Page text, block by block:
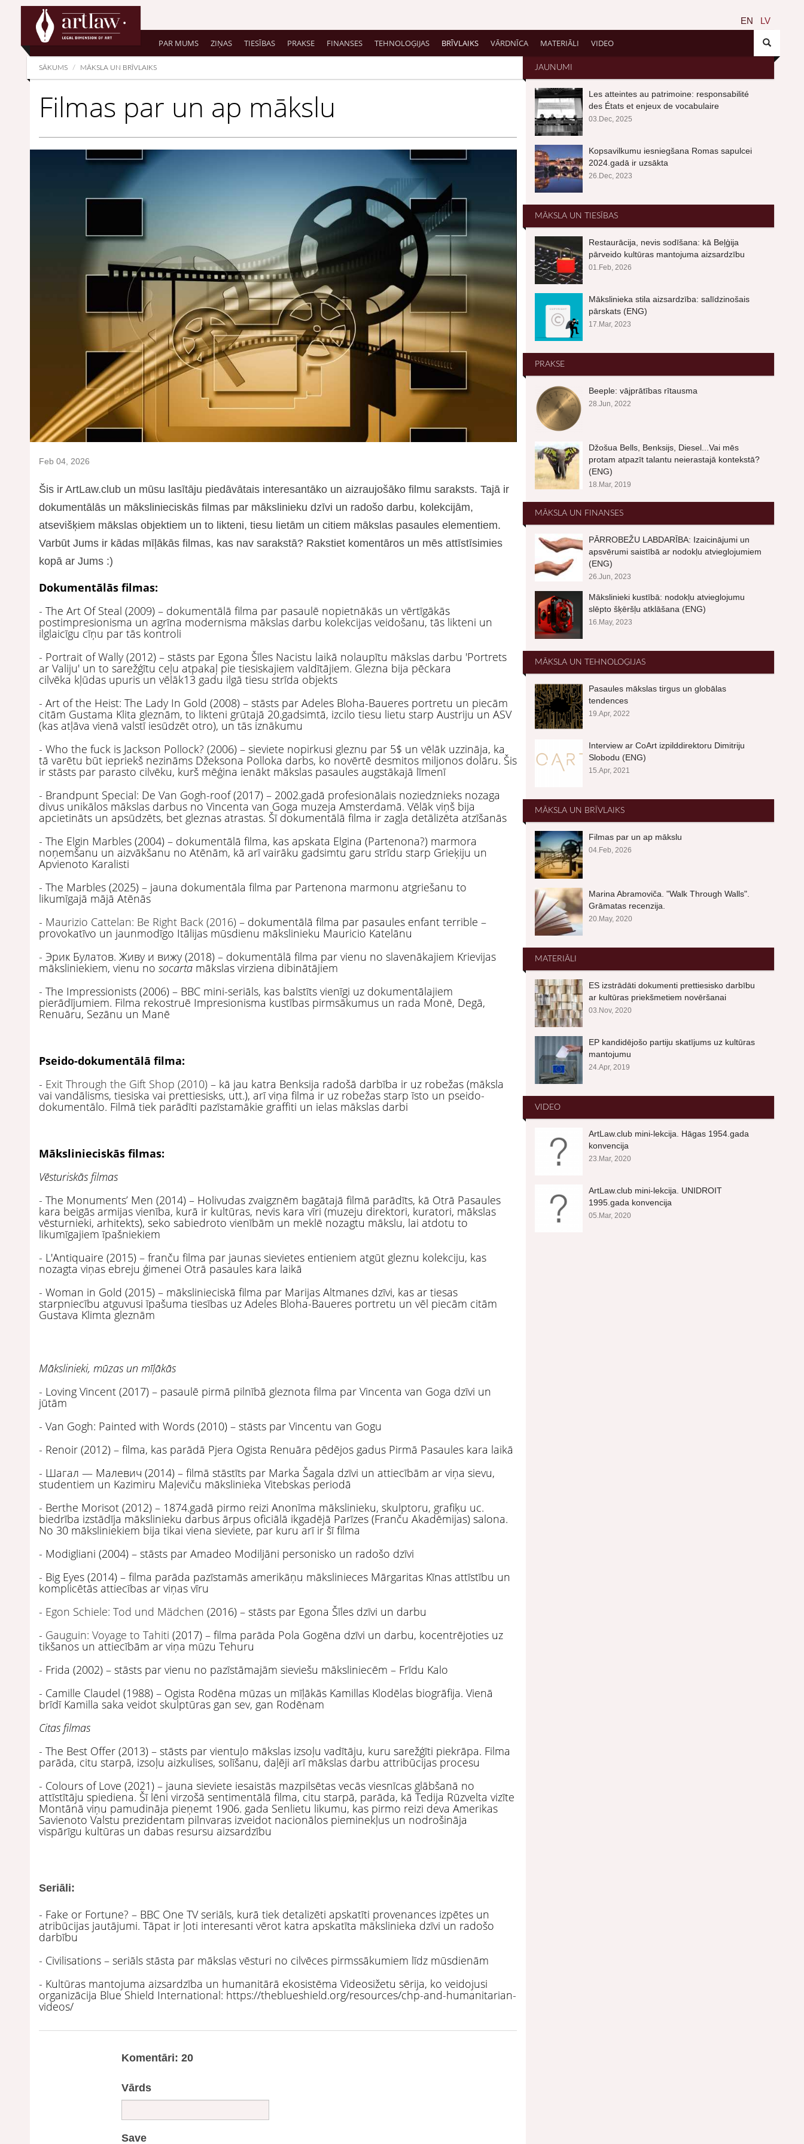
Summarize EN LV
PAR MUMS ZIŅAS TIESĪBAS PRAKSE FINANSES TEHNOLOĢIJAS BRĪVLAIKS VĀRDNĪCA MATERIĀLI VIDEO
SĀKUMS MĀKSLA UN BRĪVLAIKS
Filmas par un ap mākslu
Feb 04, 2026
Šis ir ArtLaw.club un mūsu lasītāju piedāvātais interesantāko un aizraujošāko filmu saraksts. Tajā ir
dokumentālās un mākslinieciskās filmas par mākslinieku dzīvi un radošo darbu, kolekcijām,
atsevišķiem mākslas objektiem un to likteni, tiesu lietām un citiem mākslas pasaules elementiem.
Varbūt Jums ir kādas mīļākās filmas, kas nav sarakstā? Rakstiet komentāros un mēs attīstīsimies
kopā ar Jums :)
Dokumentālās filmas:
- The Art Of Steal (2009) – dokumentālā filma par pasaulē nopietnākās un vērtīgākās
postimpresionisma un agrīna modernisma mākslas darbu kolekcijas veidošanu, tās likteni un
ilglaicīgu cīņu par tās kontroli
- Portrait of Wally (2012) – stāsts par Egona Šīles Nacistu laikā nolaupītu mākslas darbu 'Portrets
ar Valiju' un to sarežģītu ceļu atpakaļ pie tiesiskajiem valdītājiem. Glezna bija pēckara
cilvēka kļūdas upuris un vēlāk13 gadu ilgā tiesu strīda objekts
- Art of the Heist: The Lady In Gold (2008) – stāsts par Adeles Bloha-Baueres portretu un piecām
citām Gustama Klita gleznām, to likteni grūtajā 20.gadsimtā, izcilo tiesu lietu starp Austriju un ASV
(kas atļāva vienā valstī iesūdzēt otro), un tās iznākumu
- Who the fuck is Jackson Pollock? (2006) – sieviete nopirkusi gleznu par 5$ un vēlāk uzzināja, ka
tā varētu būt iepriekš nezināms Džeksona Polloka darbs, ko novērtē desmitos miljonos dolāru. Šis
ir stāsts par parasto cilvēku, kurš mēģina ienākt mākslas pasaules augstākajā līmenī
- Brandpunt Special: De Van Gogh-roof (2017) – 2002.gadā profesionālais noziedznieks nozaga
divus unikālos mākslas darbus no Vincenta van Goga muzeja Amsterdamā. Vēlāk viņš bija
apcietināts un apsūdzēts, bet gleznas atrastas. Šī dokumentālā filma ir zagļa detālizēta atzīšanās
- The Elgin Marbles (2004) – dokumentālā filma, kas apskata Elgina (Partenona?) marmora
noņemšanu un aizvākšanu no Atēnām, kā arī vairāku gadsimtu garu strīdu starp Grieķiju un
Apvienoto Karalisti
- The Marbles (2025) – jauna dokumentāla filma par Partenona marmonu atgriešanu to
likumīgajā mājā Atēnās
- Maurizio Cattelan: Be Right Back (2016) – dokumentālā filma par pasaules enfant terrible –
provokatīvo un jaunmodīgo Itālijas mūsdienu mākslinieku Mauricio Katelānu
- Эрик Булатов. Живу и вижу (2018) – dokumentālā filma par vienu no slavenākajiem Krievijas
māksliniekiem, vienu no socarta mākslas virziena dibinātājiem
- The Impressionists (2006) – BBC mini-seriāls, kas balstīts vienīgi uz dokumentālajiem
pierādījumiem. Filma rekostruē Impresionisma kustības pirmsākumus un rada Monē, Degā,
Renuāru, Sezānu un Manē
Pseido-dokumentālā filma:
- Exit Through the Gift Shop (2010) – kā jau katra Benksija radošā darbība ir uz robežas (māksla
vai vandālisms, tiesiska vai prettiesisks, utt.), arī viņa filma ir uz robežas starp īsto un pseido-
dokumentālo. Filmā tiek parādīti pazīstamākie graffiti un ielas mākslas darbi
Mākslinieciskās filmas:
Vēsturiskās filmas
- The Monuments’ Men (2014) – Holivudas zvaigznēm bagātajā filmā parādīts, kā Otrā Pasaules
kara beigās armijas vienība, kurā ir kultūras, nevis kara vīri (muzeju direktori, kuratori, mākslas
vēsturnieki, arhitekts), seko sabiedroto vienībām un meklē nozagtu mākslu, lai atdotu to
likumīgajiem īpašniekiem
- L'Antiquaire (2015) – franču filma par jaunas sievietes entieniem atgūt gleznu kolekciju, kas
nozagta viņas ebreju ģimenei Otrā pasaules kara laikā
- Woman in Gold (2015) – mākslinieciskā filma par Marijas Altmanes dzīvi, kas ar tiesas
starpniecību atguvusi īpašuma tiesības uz Adeles Bloha-Baueres portretu un vēl piecām citām
Gustava Klimta gleznām
Mākslinieki, mūzas un mīļākās
- Loving Vincent (2017) – pasaulē pirmā pilnībā gleznota filma par Vincenta van Goga dzīvi un
jūtām
- Van Gogh: Painted with Words (2010) – stāsts par Vincentu van Gogu
- Renoir (2012) – filma, kas parādā Pjera Ogista Renuāra pēdējos gadus Pirmā Pasaules kara laikā
- Шагал — Малевич (2014) – filmā stāstīts par Marka Šagala dzīvi un attiecībām ar viņa sievu,
studentiem un Kazimiru Maļeviču mākslinieka Vitebskas periodā
- Berthe Morisot (2012) – 1874.gadā pirmo reizi Anonīma mākslinieku, skulptoru, grafiķu uc.
biedrība izstādīja mākslinieku darbus ārpus oficiālā ikgadējā Parīzes (Franču Akadēmijas) salona.
No 30 māksliniekiem bija tikai viena sieviete, par kuru arī ir šī filma
- Modigliani (2004) – stāsts par Amadeo Modiljāni personisko un radošo dzīvi
- Big Eyes (2014) – filma parāda pazīstamās amerikāņu mākslinieces Mārgaritas Kīnas attīstību un
komplicētās attiecības ar viņas vīru
- Egon Schiele: Tod und Mädchen (2016) – stāsts par Egona Šīles dzīvi un darbu
- Gauguin: Voyage to Tahiti (2017) – filma parāda Pola Gogēna dzīvi un darbu, kocentrējoties uz
tikšanos un attiecībām ar viņa mūzu Tehuru
- Frida (2002) – stāsts par vienu no pazīstāmajām sieviešu māksliniecēm – Frīdu Kalo
- Camille Claudel (1988) – Ogista Rodēna mūzas un mīļākās Kamillas Klodēlas biogrāfija. Vienā
brīdī Kamilla saka veidot skulptūras gan sev, gan Rodēnam
Citas filmas
- The Best Offer (2013) – stāsts par vientuļo mākslas izsoļu vadītāju, kuru sarežģīti piekrāpa. Filma
parāda, citu starpā, izsoļu aizkulises, solīšanu, daļēji arī mākslas darbu attribūcijas procesu
- Colours of Love (2021) – jauna sieviete iesaistās mazpilsētas vecās viesnīcas glābšanā no
attīstītāju spiediena. Šī lēni virzošā sentimentālā filma, citu starpā, parāda, kā Tedija Rūzvelta vizīte
Montānā viņu pamudināja pieņemt 1906. gada Senlietu likumu, kas pirmo reizi deva Amerikas
Savienoto Valstu prezidentam pilnvaras izveidot nacionālos pieminekļus un nodrošināja
vispārīgu kultūras un dabas resursu aizsardzību
Seriāli:
- Fake or Fortune? – BBC One TV seriāls, kurā tiek detalizēti apskatīti provenances izpētes un
atribūcijas jautājumi. Tāpat ir ļoti interesanti vērot katra apskatīta mākslinieka dzīvi un radošo
darbību
- Civilisations – seriāls stāsta par mākslas vēsturi no cilvēces pirmssākumiem līdz mūsdienām
- Kultūras mantojuma aizsardzība un humanitārā ekosistēma Videosižetu sērija, ko veidojusi
organizācija Blue Shield International: https://theblueshield.org/resources/chp-and-humanitarian-
videos/
Komentāri: 20
Vārds
Save
JAUNUMI
Les atteintes au patrimoine: responsabilité
des États et enjeux de vocabulaire
03.Dec, 2025
Kopsavilkumu iesniegšana Romas sapulcei
2024.gadā ir uzsākta
26.Dec, 2023
MĀKSLA UN TIESĪBAS
Restaurācija, nevis sodīšana: kā Beļģija
pārveido kultūras mantojuma aizsardzību
01.Feb, 2026
Mākslinieka stila aizsardzība: salīdzinošais
pārskats (ENG)
17.Mar, 2023
PRAKSE
Beeple: vājprātības rītausma
28.Jun, 2022
Džošua Bells, Benksijs, Diesel...Vai mēs
protam atpazīt talantu neierastajā kontekstā?
(ENG)
18.Mar, 2019
MĀKSLA UN FINANSES
PĀRROBEŽU LABDARĪBA: Izaicinājumi un
apsvērumi saistībā ar nodokļu atvieglojumiem
(ENG)
26.Jun, 2023
Mākslinieki kustībā: nodokļu atvieglojumu
slēpto šķēršļu atklāšana (ENG)
16.May, 2023
MĀKSLA UN TEHNOLOĢIJAS
Pasaules mākslas tirgus un globālas
tendences
19.Apr, 2022
Interview ar CoArt izpilddirektoru Dimitriju
Slobodu (ENG)
15.Apr, 2021
MĀKSLA UN BRĪVLAIKS
Filmas par un ap mākslu
04.Feb, 2026
Marina Abramoviča. "Walk Through Walls".
Grāmatas recenzija.
20.May, 2020
MATERIĀLI
ES izstrādāti dokumenti prettiesisko darbību
ar kultūras priekšmetiem novēršanai
03.Nov, 2020
EP kandidējošo partiju skatījums uz kultūras
mantojumu
24.Apr, 2019
VIDEO
ArtLaw.club mini-lekcija. Hāgas 1954.gada
konvencija
23.Mar, 2020
ArtLaw.club mini-lekcija. UNIDROIT
1995.gada konvencija
05.Mar, 2020